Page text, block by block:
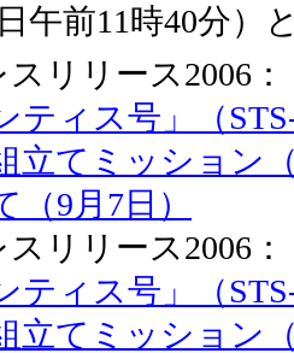
午前11時40分）
リリース2006：
ティス号」（
立てミッション
9月7日）
リリース2006：
ティス号」（
立てミッション